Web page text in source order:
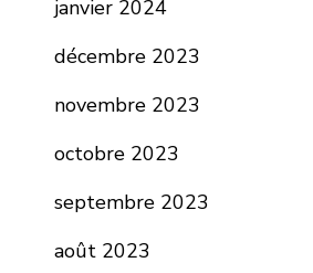
janvier 2024
décembre 2023
novembre 2023
octobre 2023
septembre 2023
août 2023